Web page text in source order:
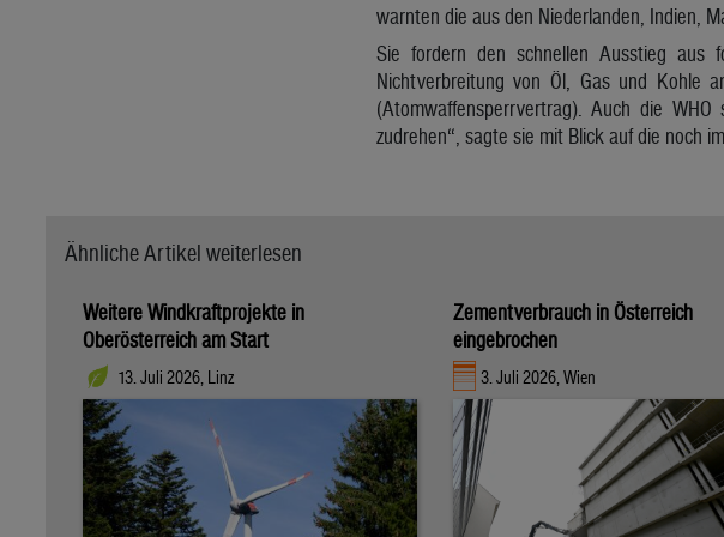
warnten die aus den Niederlanden, Indien,
Sie fordern den schnellen Ausstieg aus
Nichtverbreitung von Öl, Gas und Kohle
(Atomwaffensperrvertrag). Auch die
zudrehen“, sagte sie mit Blick auf die noch
Ähnliche Artikel weiterlesen
Weitere Windkraftprojekte in
Oberösterreich am Start
13. Juli 2026, Linz
Zementverbrauch in Österreich
eingebrochen
3. Juli 2026, Wien